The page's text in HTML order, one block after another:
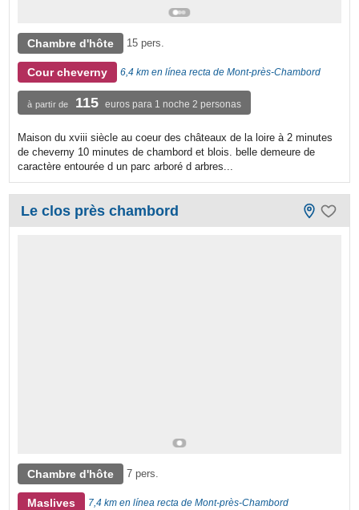
Chambre d'hôte 15 pers.
Cour cheverny 6,4 km en línea recta de Mont-près-Chambord
à partir de 115 euros para 1 noche 2 personas
Maison du xviii siècle au coeur des châteaux de la loire à 2 minutes
de cheverny 10 minutes de chambord et blois. belle demeure de
caractère entourée d un parc arboré d arbres...
Le clos près chambord
Chambre d'hôte 7 pers.
Maslives 7,4 km en línea recta de Mont-près-Chambord